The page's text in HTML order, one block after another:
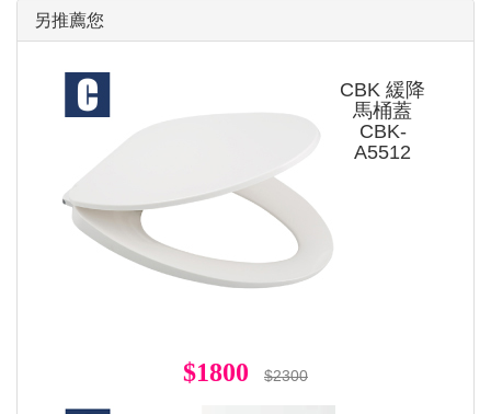
另推薦您
CBK 緩降
馬桶蓋
CBK-
A5512
$1800 $2300